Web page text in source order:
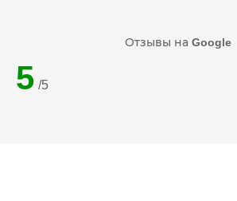
Отзывы на Google
5 /5